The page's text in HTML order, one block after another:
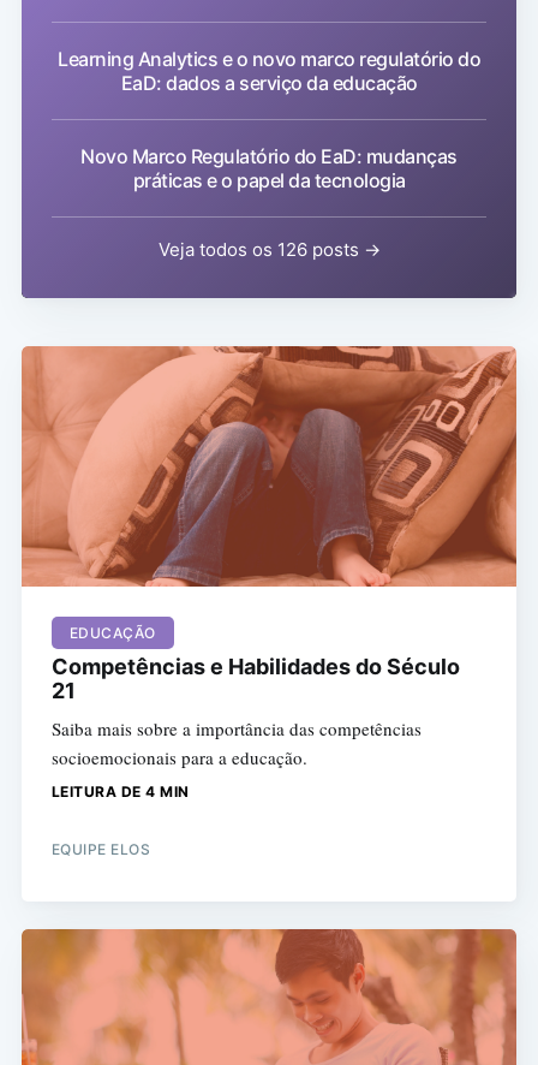
Learning Analytics e o novo marco regulatório do
EaD: dados a serviço da educação
Novo Marco Regulatório do EaD: mudanças
práticas e o papel da tecnologia
Veja todos os 126 posts →
EDUCAÇÃO
Competências e Habilidades do Século
21
Saiba mais sobre a importância das competências
socioemocionais para a educação.
LEITURA DE 4 MIN
EQUIPE ELOS